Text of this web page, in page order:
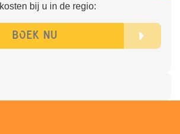
kosten bij u in de regio: